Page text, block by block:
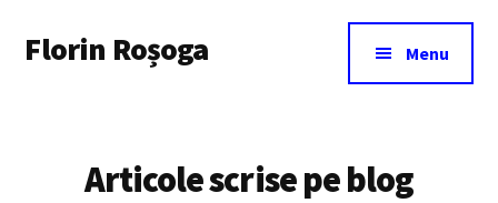
main
menu
Florin Roșoga Menu
Articole scrise pe blog